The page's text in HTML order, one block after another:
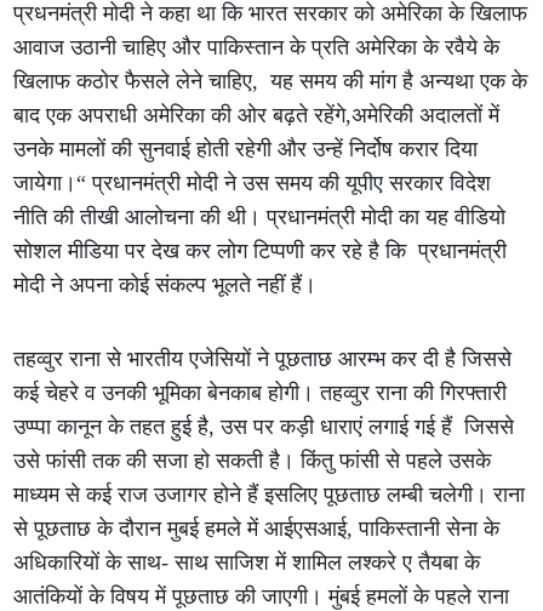
प्रधनमंत्री मोदी ने कहा था कि भारत सरकार को अमेरिका के खिलाफ
आवाज उठानी चाहिए और पाकिस्तान के प्रति अमेरिका के रवैये के
खिलाफ कठोर फैसले लेने चाहिए, यह समय की मांग है अन्यथा एक के
बाद एक अपराधी अमेरिका की ओर बढ़ते रहेंगे,अमेरिकी अदालतों में
उनके मामलों की सुनवाई होती रहेगी और उन्हें निर्दोष करार दिया
जायेगा।“ प्रधानमंत्री मोदी ने उस समय की यूपीए सरकार विदेश
नीति की तीखी आलोचना की थी। प्रधानमंत्री मोदी का यह वीडियो
सोशल मीडिया पर देख कर लोग टिप्पणी कर रहे है कि प्रधानमंत्री
मोदी ने अपना कोई संकल्प भूलते नहीं हैं।
तहव्वुर राना से भारतीय एजेसियों ने पूछताछ आरम्भ कर दी है जिससे
कई चेहरे व उनकी भूमिका बेनकाब होगी। तहव्वुर राना की गिरफ्तारी
उप्प्पा कानून के तहत हुई है, उस पर कड़ी धाराएं लगाई गई हैं जिससे
उसे फांसी तक की सजा हो सकती है। किंतु फांसी से पहले उसके
माध्यम से कई राज उजागर होने हैं इसलिए पूछताछ लम्बी चलेगी। राना
से पूछताछ के दौरान मुबई हमले में आईएसआई, पाकिस्तानी सेना के
अधिकारियों के साथ- साथ साजिश में शामिल लश्करे ए तैयबा के
आतंकियों के विषय में पूछताछ की जाएगी। मुंबई हमलों के पहले राना